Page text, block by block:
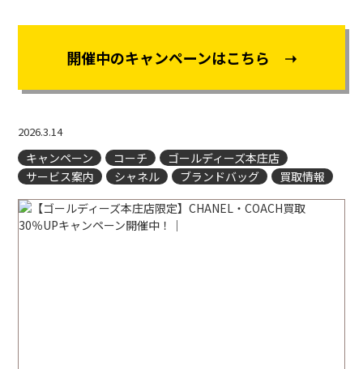
開催中のキャンペーンはこちら ➝
2026.3.14
キャンペーン コーチ
ゴールディーズ本庄店
サービス案内
シャネル ブランドバッグ 買取情報